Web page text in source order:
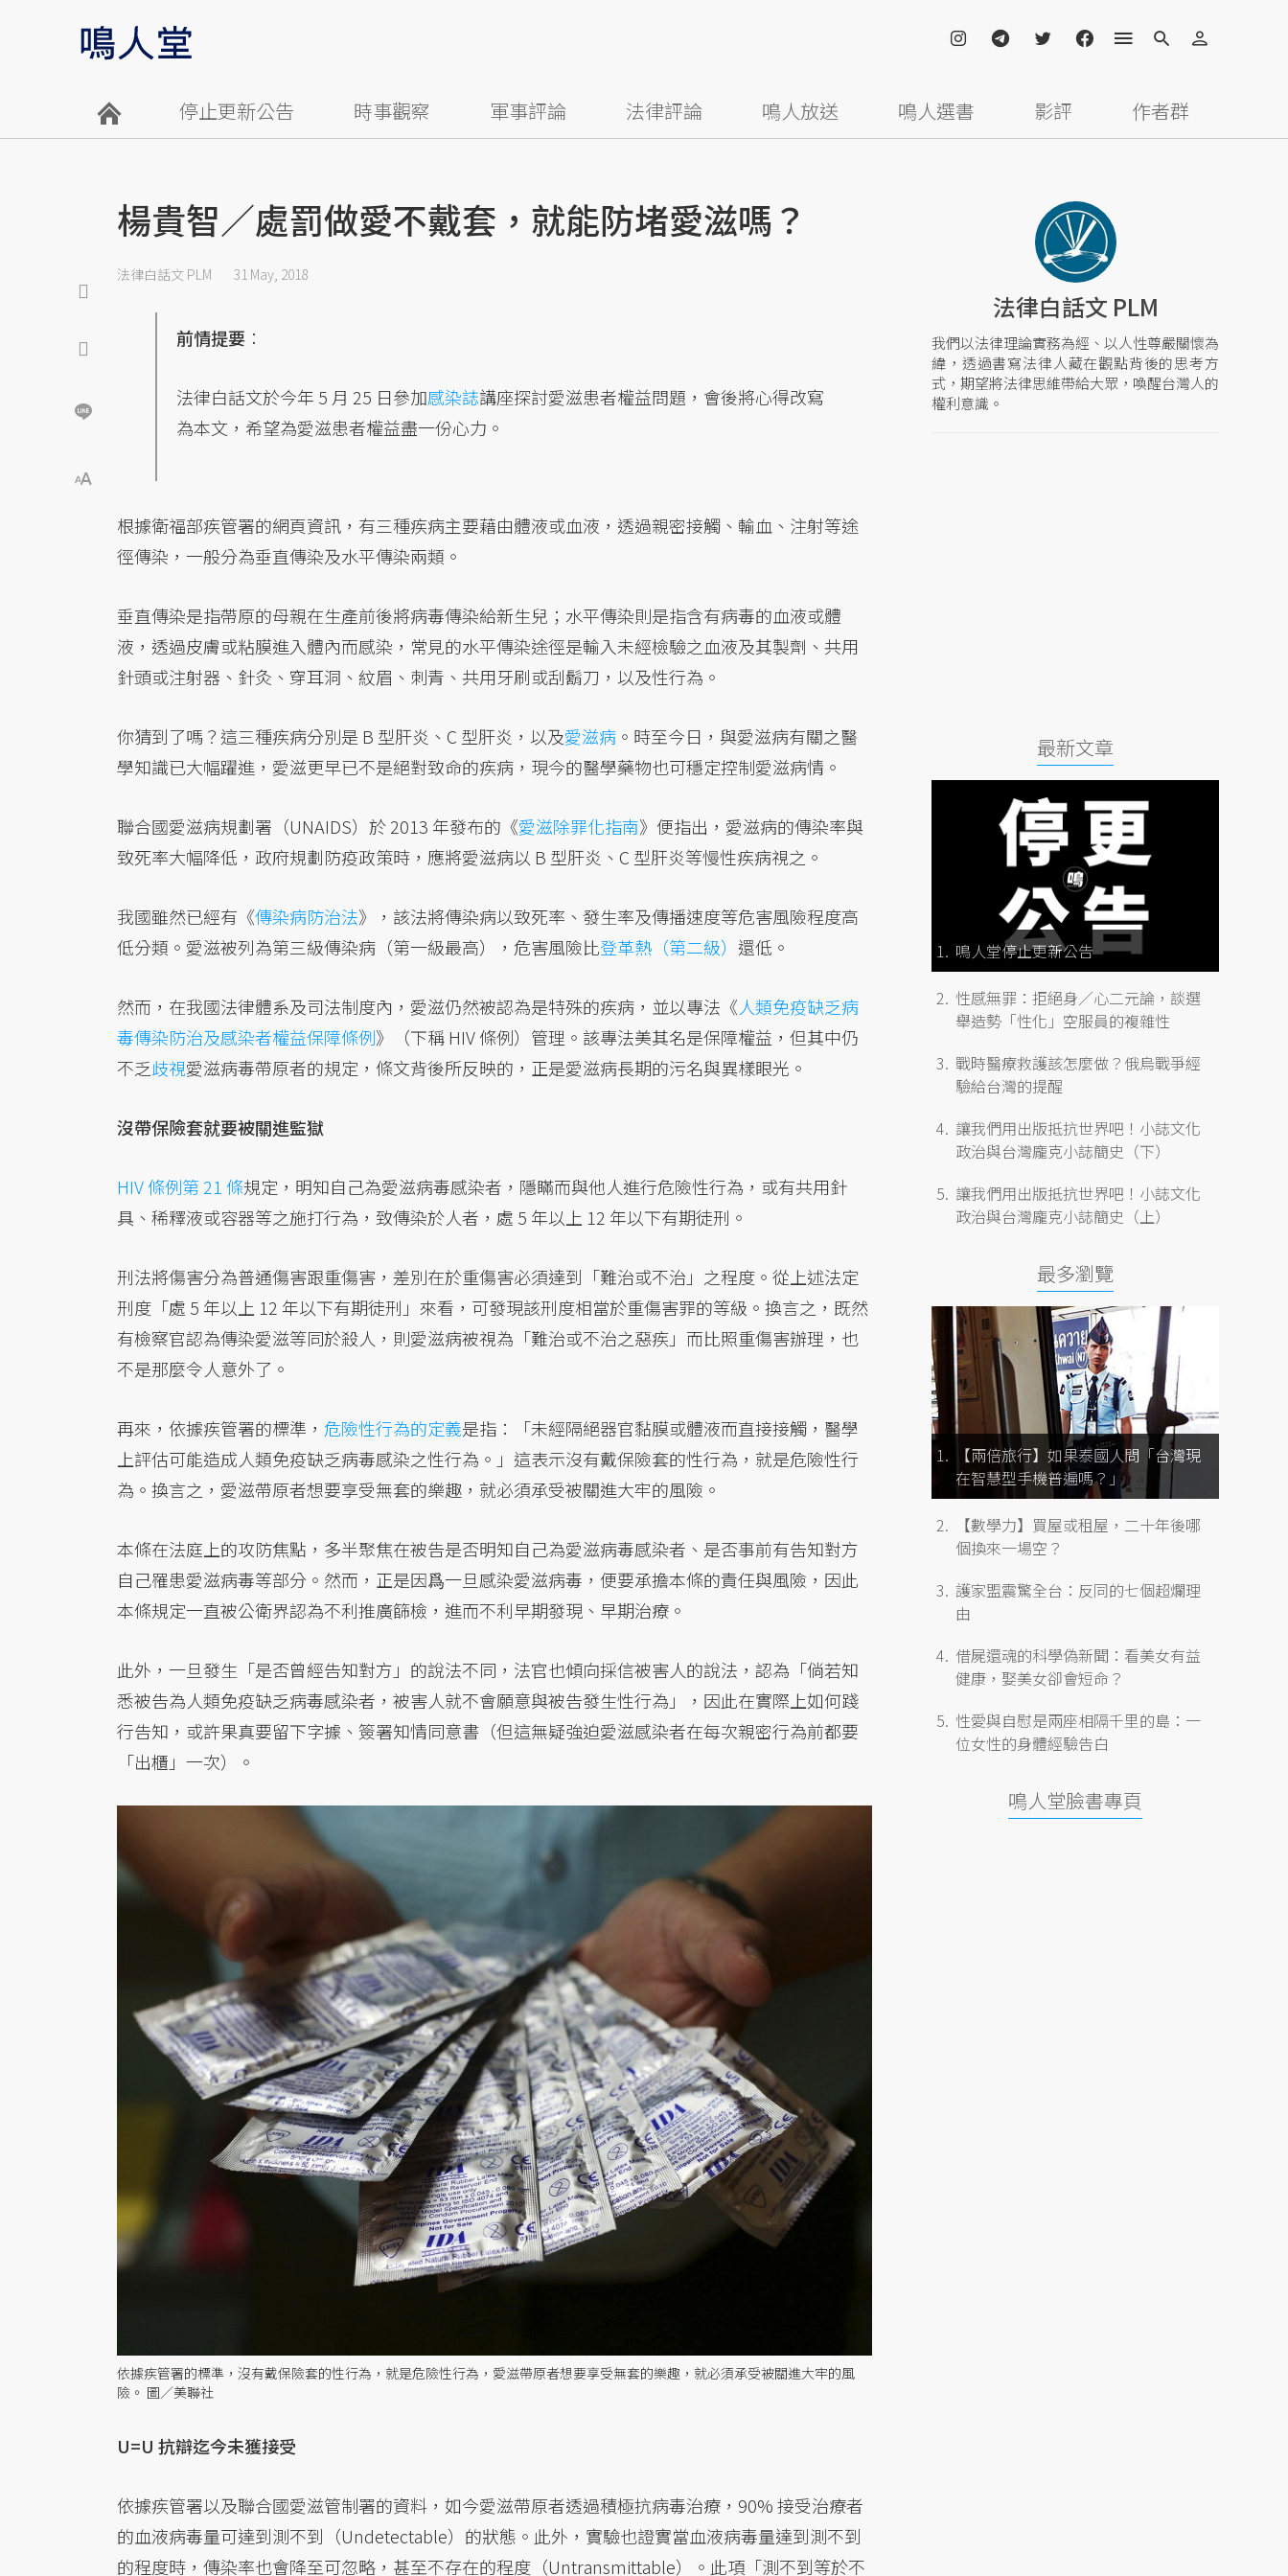
停止更新公告 時事觀察 軍事評論 法律評論 鳴人放送 鳴人選書 影評 作者群
楊貴智／處罰做愛不戴套，就能防堵愛滋嗎？
法律白話文 PLM 31 May, 2018
前情提要 ：
法律白話文於今年 5 月 25 日參加感染誌講座探討愛滋患者權益問題，會後將心得改寫
為本文，希望為愛滋患者權益盡一份心力。
根據衛福部疾管署的網頁資訊，有三種疾病主要藉由體液或血液，透過親密接觸、輸血、注射等途
徑傳染，一般分為垂直傳染及水平傳染兩類。
垂直傳染是指帶原的母親在生產前後將病毒傳染給新生兒；水平傳染則是指含有病毒的血液或體
液，透過皮膚或粘膜進入體內而感染，常見的水平傳染途徑是輸入未經檢驗之血液及其製劑、共用
針頭或注射器、針灸、穿耳洞、紋眉、刺青、共用牙刷或刮鬍刀，以及性行為。
你猜到了嗎？這三種疾病分別是 B 型肝炎、C 型肝炎，以及愛滋病 。時至今日，與愛滋病有關之醫
學知識已大幅躍進，愛滋更早已不是絕對致命的疾病，現今的醫學藥物也可穩定控制愛滋病情。
聯合國愛滋病規劃署（UNAIDS）於 2013 年發布的《愛滋除罪化指南》便指出，愛滋病的傳染率與
致死率大幅降低，政府規劃防疫政策時，應將愛滋病以 B 型肝炎、C 型肝炎等慢性疾病視之。
我國雖然已經有《傳染病防治法》，該法將傳染病以致死率、發生率及傳播速度等危害風險程度高
低分類。愛滋被列為第三級傳染病（第一級最高），危害風險比登革熱（第二級） 還低。
然而，在我國法律體系及司法制度內，愛滋仍然被認為是特殊的疾病，並以專法《人類免疫缺乏病
毒傳染防治及感染者權益保障條例》（下稱 HIV 條例）管理。該專法美其名是保障權益，但其中仍
不乏歧視愛滋病毒帶原者的規定，條文背後所反映的，正是愛滋病長期的污名與異樣眼光。
沒帶保險套就要被關進監獄
HIV 條例第 21 條規定，明知自己為愛滋病毒感染者，隱瞞而與他人進行危險性行為，或有共用針
具、稀釋液或容器等之施打行為，致傳染於人者，處 5 年以上 12 年以下有期徒刑。
刑法將傷害分為普通傷害跟重傷害，差別在於重傷害必須達到「難治或不治」之程度。從上述法定
刑度「處 5 年以上 12 年以下有期徒刑」來看，可發現該刑度相當於重傷害罪的等級。換言之，既然
有檢察官認為傳染愛滋等同於殺人，則愛滋病被視為「難治或不治之惡疾」而比照重傷害辦理，也
不是那麼令人意外了。
再來，依據疾管署的標準， 危險性行為的定義是指：「未經隔絕器官黏膜或體液而直接接觸，醫學
上評估可能造成人類免疫缺乏病毒感染之性行為。」這表示沒有戴保險套的性行為，就是危險性行
為。換言之，愛滋帶原者想要享受無套的樂趣，就必須承受被關進大牢的風險。
本條在法庭上的攻防焦點，多半聚焦在被告是否明知自己為愛滋病毒感染者、是否事前有告知對方
自己罹患愛滋病毒等部分。然而，正是因爲一旦感染愛滋病毒，便要承擔本條的責任與風險，因此
本條規定一直被公衛界認為不利推廣篩檢，進而不利早期發現、早期治療。
此外，一旦發生「是否曾經告知對方」的說法不同，法官也傾向採信被害人的說法，認為「倘若知
悉被告為人類免疫缺乏病毒感染者，被害人就不會願意與被告發生性行為」，因此在實際上如何踐
行告知，或許果真要留下字據、簽署知情同意書（但這無疑強迫愛滋感染者在每次親密行為前都要
「出櫃」一次）。
依據疾管署的標準，沒有戴保險套的性行為，就是危險性行為，愛滋帶原者想要享受無套的樂趣，就必須承受被關進大牢的風
險。 圖／美聯社
U=U 抗辯迄今未獲接受
依據疾管署以及聯合國愛滋管制署的資料，如今愛滋帶原者透過積極抗病毒治療，90% 接受治療者
的血液病毒量可達到測不到（Undetectable）的狀態。此外，實驗也證實當血液病毒量達到測不到
的程度時，傳染率也會降至可忽略，甚至不存在的程度（Untransmittable）。此項「測不到等於不
法律白話文 PLM
我們以法律理論實務為經、以人性尊嚴關懷為
緯，透過書寫法律人藏在觀點背後的思考方
式，期望將法律思維帶給大眾，喚醒台灣人的
權利意識。
最新文章
鳴人堂停止更新公告
性感無罪：拒絕身／心二元論，談選
舉造勢「性化」空服員的複雜性
戰時醫療救護該怎麼做？俄烏戰爭經
驗給台灣的提醒
讓我們用出版抵抗世界吧！小誌文化
政治與台灣龐克小誌簡史（下）
讓我們用出版抵抗世界吧！小誌文化
政治與台灣龐克小誌簡史（上）
最多瀏覽
【兩倍旅行】如果泰國人問「台灣現
在智慧型手機普遍嗎？」
【數學力】買屋或租屋，二十年後哪
個換來一場空？
護家盟震驚全台：反同的七個超爛理
由
借屍還魂的科學偽新聞：看美女有益
健康，娶美女卻會短命？
性愛與自慰是兩座相隔千里的島：一
位女性的身體經驗告白
鳴人堂臉書專頁